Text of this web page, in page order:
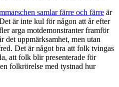
samlar färre och färre är
är inte kul för någon att år efter
arga motdemonstranter framför
det uppmärksamhet, men utan
Det är något bra att folk tvingas
att folk blir presenterade för
folkrörelse med tystnad hur